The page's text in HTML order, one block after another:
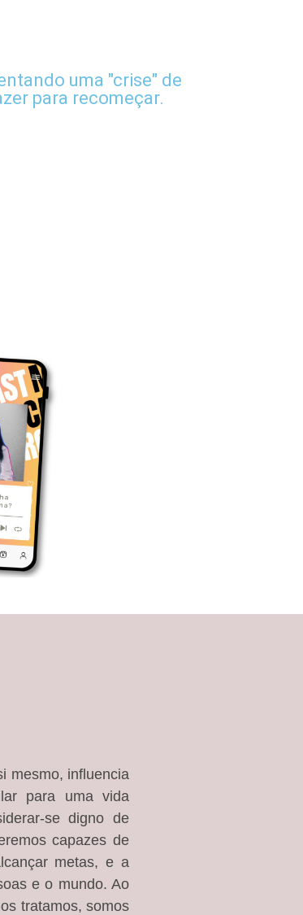
uma "crise" de
para recomeçar.
mesmo, influencia
para uma vida
se digno de
capazes de
metas, e a
e o mundo. Ao
tratamos, somos